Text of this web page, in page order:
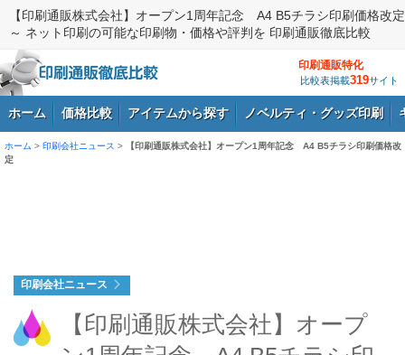
【印刷通販株式会社】オープン1周年記念 A4 B5チラシ印刷価格改定
～ ネット印刷の可能な印刷物・価格や評判を 印刷通販徹底比較
印刷通販特化
比較表掲載319サイト
ホーム 価格比較 アイテムから探す ノベルティ・グッズ印刷
ホーム > 印刷会社ニュース >
【印刷通販株式会社】オープン1周年記念 A4 B5チラシ印刷価格改
定
印刷会社ニュース
【印刷通販株式会社】オープ